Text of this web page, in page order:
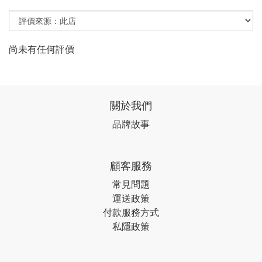
尚未有任何評價
關於我們
品牌故事
顧客服務
常見問題
運送政策
付款服務方式
私隱政策